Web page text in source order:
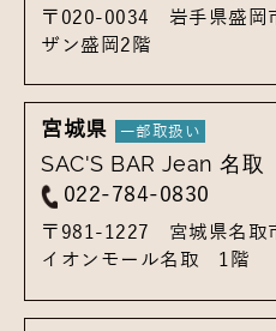
〒020-0034 岩手県盛
ザン盛岡2階
宮城県
SAC'S BAR Jean 名取
022-784-0830
〒981-1227 宮城県名取
イオンモール名取 1階